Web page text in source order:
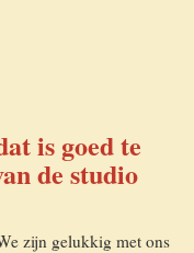
is goed te
de studio
zijn gelukkig met ons